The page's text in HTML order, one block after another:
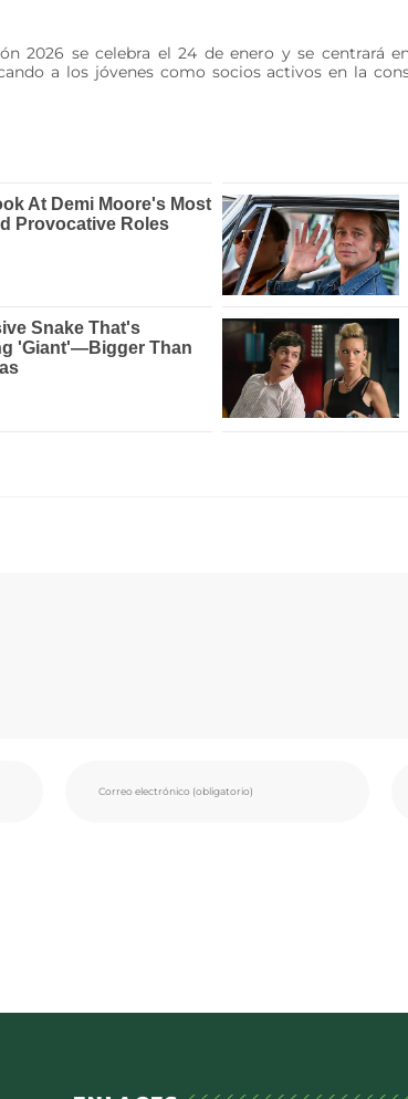
2026 se celebra el 24 de enero y se centrará
a los jóvenes como socios activos en la